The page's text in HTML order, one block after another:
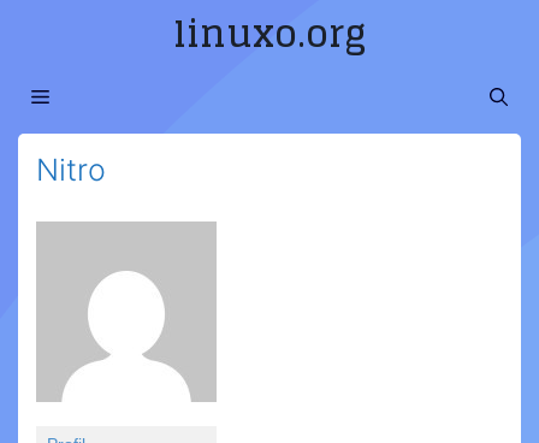
linuxo.org
MENI
Nitro